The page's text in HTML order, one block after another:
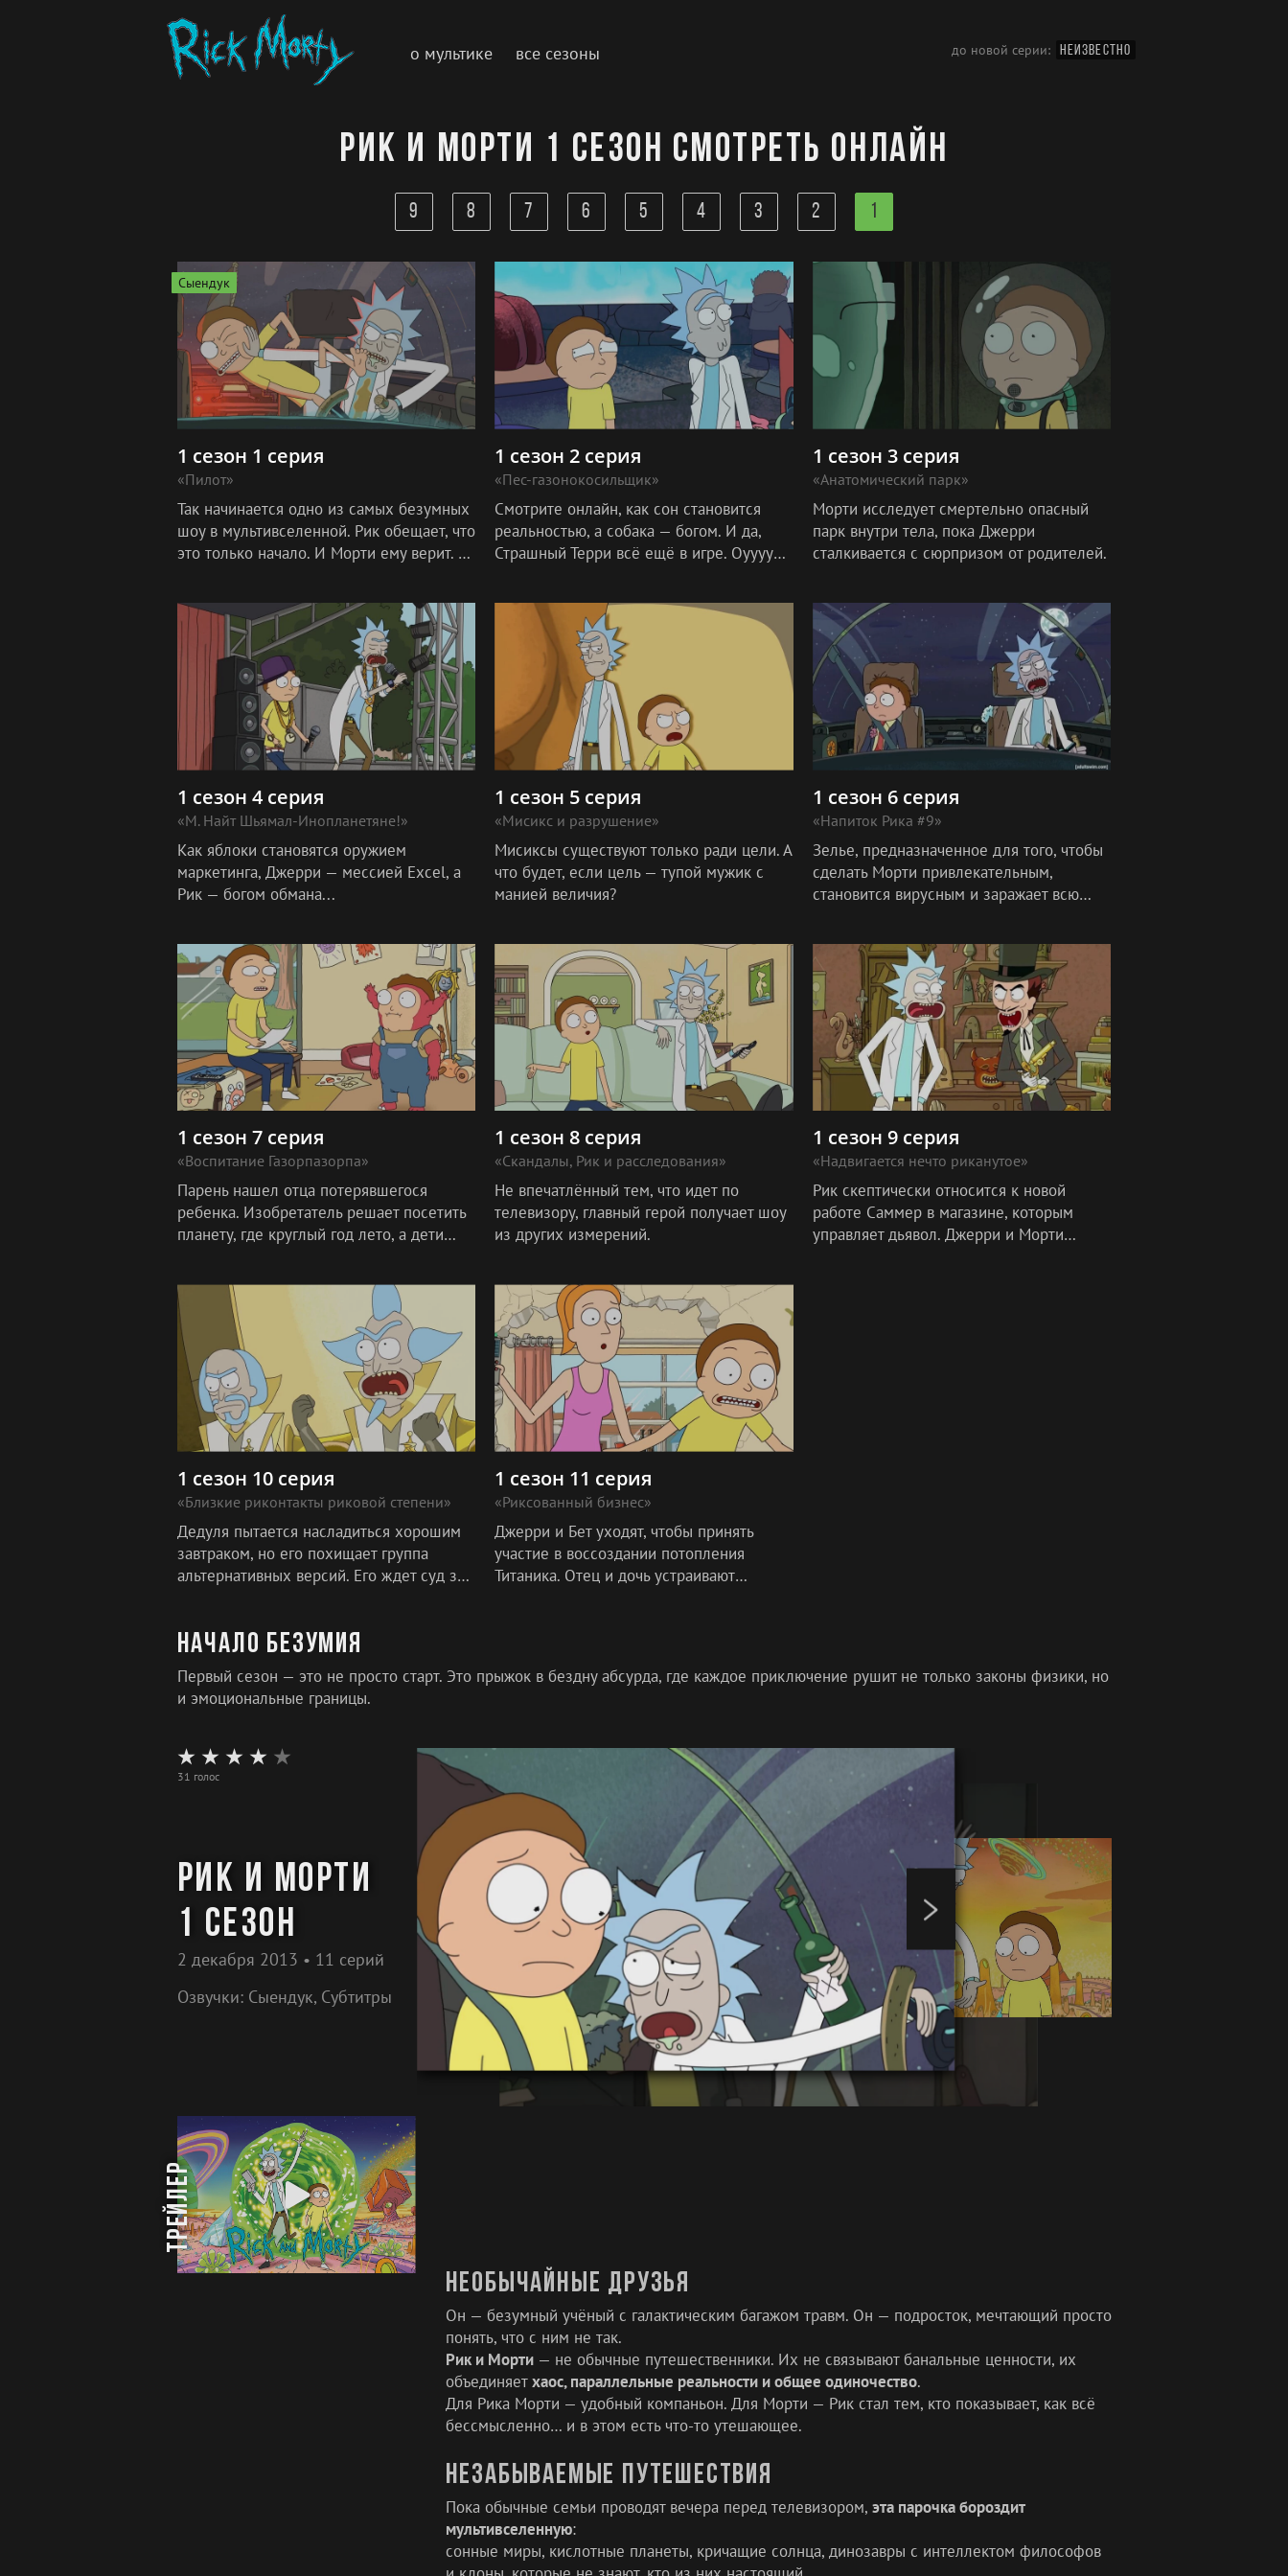
о мультике все сезоны до новой серии: НЕИЗВЕСТНО
Рик и Морти 1 сезон смотреть онлайн
9 8 7 6 5 4 3 2 1
Сыендук
1 сезон 1 серия
«Пилот»
Так начинается одно из самых безумных
шоу в мультивселенной. Рик обещает, что
это только начало. И Морти ему верит. А
1 сезон 2 серия
«Пес-газонокосильщик»
Смотрите онлайн, как сон становится
реальностью, а собака — богом. И да,
Страшный Терри всё ещё в игре. Оуууууу,
1 сезон 3 серия
«Анатомический парк»
Морти исследует смертельно опасный
парк внутри тела, пока Джерри
сталкивается с сюрпризом от родителей.
1 сезон 4 серия
«М. Найт Шьямал-Инопланетяне!»
Как яблоки становятся оружием
маркетинга, Джерри — мессией Excel, а
Рик — богом обмана...
1 сезон 5 серия
«Мисикс и разрушение»
Мисиксы существуют только ради цели. А
что будет, если цель — тупой мужик с
манией величия?
1 сезон 6 серия
«Напиток Рика #9»
Зелье, предназначенное для того, чтобы
сделать Морти привлекательным,
становится вирусным и заражает всю
1 сезон 7 серия
«Воспитание Газорпазорпа»
Парень нашел отца потерявшегося
ребенка. Изобретатель решает посетить
планету, где круглый год лето, а дети
1 сезон 8 серия
«Скандалы, Рик и расследования»
Не впечатлённый тем, что идет по
телевизору, главный герой получает шоу
из других измерений.
1 сезон 9 серия
«Надвигается нечто риканутое»
Рик скептически относится к новой
работе Саммер в магазине, которым
управляет дьявол. Джерри и Морти
1 сезон 10 серия
«Близкие риконтакты риковой степени»
Дедуля пытается насладиться хорошим
завтраком, но его похищает группа
альтернативных версий. Его ждет суд за
1 сезон 11 серия
«Риксованный бизнес»
Джерри и Бет уходят, чтобы принять
участие в воссоздании потопления
Титаника. Отец и дочь устраивают
Начало безумия
Первый сезон — это не просто старт. Это прыжок в бездну абсурда, где каждое приключение рушит не только законы физики, но
и эмоциональные границы.
Рик и Морти
1 сезон
2 декабря 2013 • 11 серий
Озвучки: Сыендук, Субтитры
31 голос
трейлер
Необычайные друзья
Он — безумный учёный с галактическим багажом травм. Он — подросток, мечтающий просто
понять, что с ним не так.
Рик и Морти— не обычные путешественники. Их не связывают банальные ценности, их
объединяетхаос, параллельные реальности и общее одиночество.
Для Рика Морти — удобный компаньон. Для Морти — Рик стал тем, кто показывает, как всё
бессмысленно… и в этом есть что-то утешающее.
Незабываемые путешествия
Пока обычные семьи проводят вечера перед телевизором, эта парочка бороздит
мультивселенную:
сонные миры, кислотные планеты, кричащие солнца, динозавры с интеллектом философов